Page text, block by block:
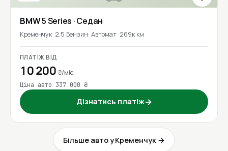
BMW5 Series · Седан
Кременчук 2.5 Бензин Автомат 269к км
ПЛАТІЖ ВІД
10 200 ₴/міс
Ціна авто 337 000 ₴
Дізнатись платіж→
Більше авто у Кременчук →